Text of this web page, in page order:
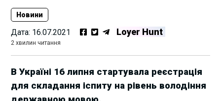
Новини
Дата: 16.07.2021 Loyer Hunt
2 хвилин читання
В Україні 16 липня стартувала реєстрація
для складання іспиту на рівень володіння